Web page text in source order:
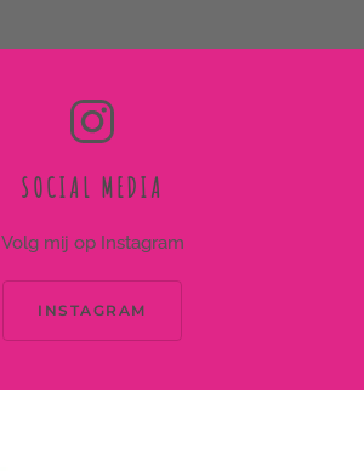
SOCIAL MEDIA
Volg mij op Instagram
INSTAGRAM